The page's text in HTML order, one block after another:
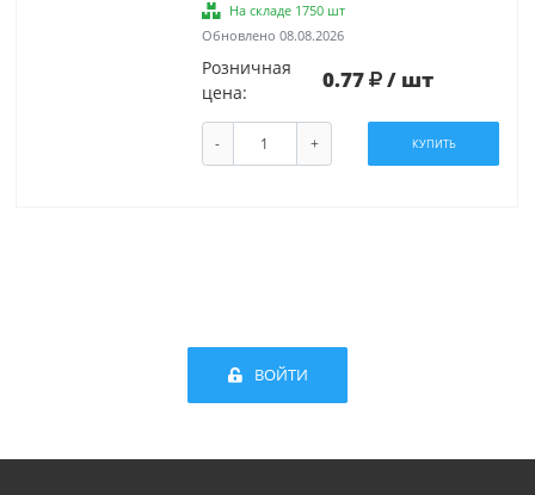
На складе 1750 шт
Обновлено 08.08.2026
Розничная
цена:
0.77 / шт
- + КУПИТЬ
ВОЙТИ